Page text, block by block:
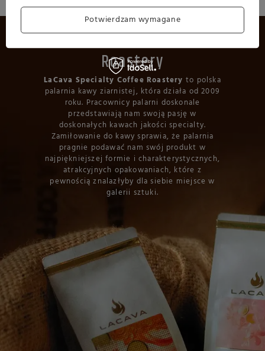
2. Kawy Lacava 50% Taniej
LaCava Specialty Coffee
Roastery
LaCava Specialty Coffee Roastery to polska
palarnia kawy ziarnistej, która działa od 2009
roku. Pracownicy palarni doskonale
przedstawiają nam swoją pasję w
doskonałych kawach jakości specialty.
Zamiłowanie do kawy sprawia, że palarnia
pragnie podawać nam swój produkt w
najpiękniejszej formie i charakterystycznych,
atrakcyjnych opakowaniach, które z
pewnością znalazłyby dla siebie miejsce w
galerii sztuki.
Potwierdzam wymagane